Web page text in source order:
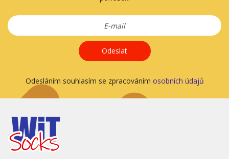
Odeslat
Odesláním souhlasím se zpracováním osobních údajů